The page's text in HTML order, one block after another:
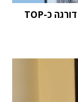
מחקר STKI השנתי: וואן טכנולוגיות דורגה כ-TOP